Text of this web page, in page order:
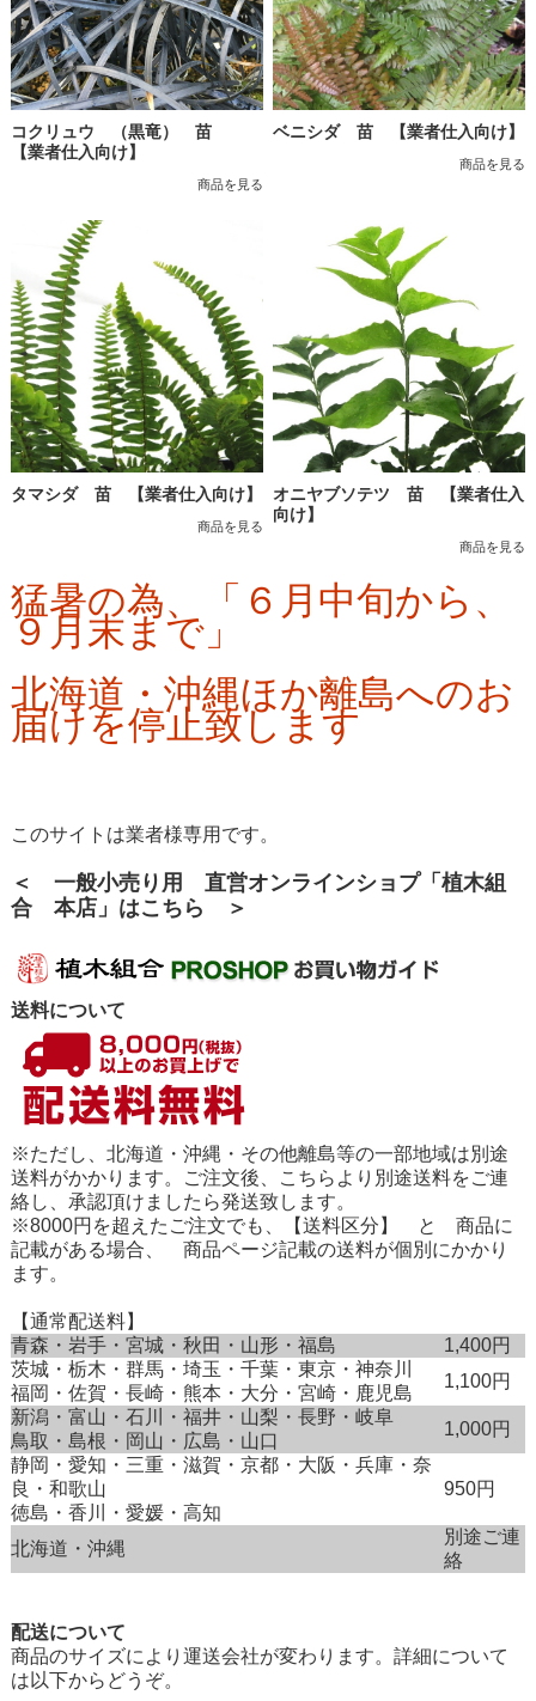
コクリュウ （黒竜） 苗
【業者仕入向け】
商品を見る
ベニシダ 苗 【業者仕入向け】
商品を見る
タマシダ 苗 【業者仕入向け】
商品を見る
オニヤブソテツ 苗 【業者仕入
向け】
商品を見る
猛暑の為、「６月中旬から、
９月末まで」
北海道・沖縄ほか離島へのお
届けを停止致します
このサイトは業者様専用です。
＜ 一般小売り用 直営オンラインショプ「植木組
合 本店」はこちら ＞
送料について
※ただし、北海道・沖縄・その他離島等の一部地域は別途
送料がかかります。ご注文後、こちらより別途送料をご連
絡し、承認頂けましたら発送致します。
※8000円を超えたご注文でも、【送料区分】 と 商品に
記載がある場合、 商品ページ記載の送料が個別にかかり
ます。
【通常配送料】
青森・岩手・宮城・秋田・山形・福島
1,400円
茨城・栃木・群馬・埼玉・千葉・東京・神奈川
1,100円
福岡・佐賀・長崎・熊本・大分・宮崎・鹿児島
新潟・富山・石川・福井・山梨・長野・岐阜
1,000円
鳥取・島根・岡山・広島・山口
静岡・愛知・三重・滋賀・京都・大阪・兵庫・奈
良・和歌山
950円
徳島・香川・愛媛・高知
北海道・沖縄
別途ご連
絡
配送について
商品のサイズにより運送会社が変わります。詳細について
は以下からどうぞ。